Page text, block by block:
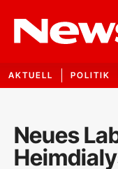
AKTUELL POLITIK
Neues